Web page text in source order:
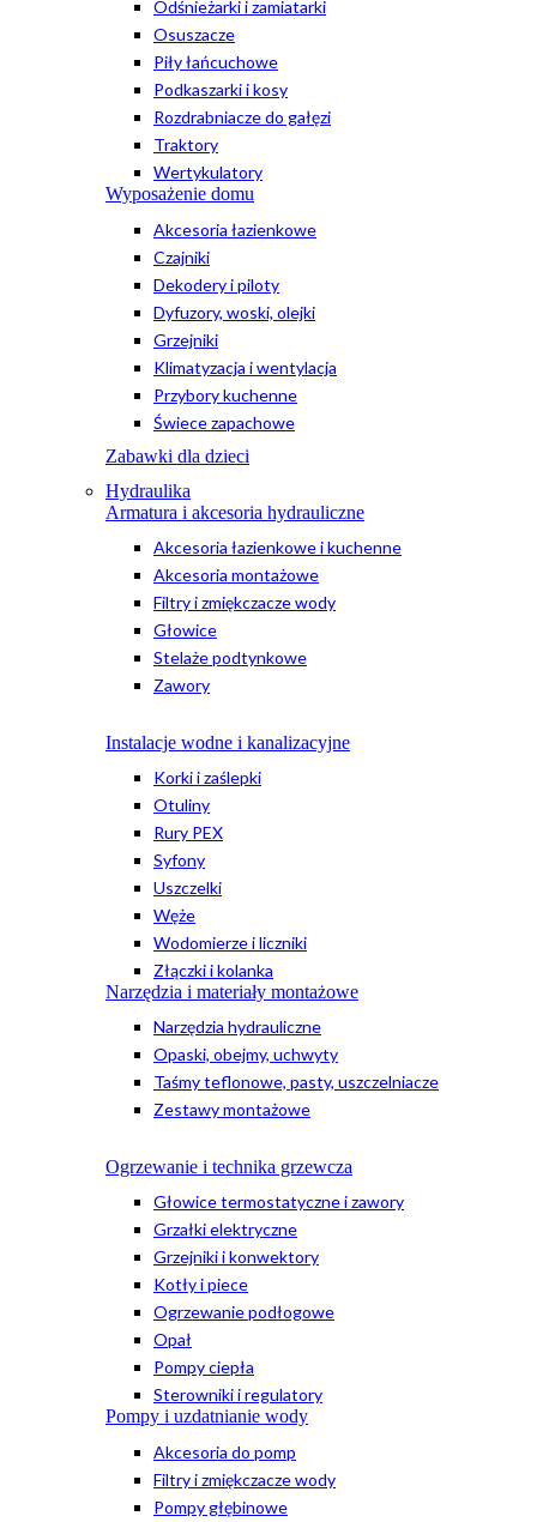
Odśnieżarki i zamiatarki
Osuszacze
Piły łańcuchowe
Podkaszarki i kosy
Rozdrabniacze do gałęzi
Traktory
Wertykulatory
Wyposażenie domu
Akcesoria łazienkowe
Czajniki
Dekodery i piloty
Dyfuzory, woski, olejki
Grzejniki
Klimatyzacja i wentylacja
Przybory kuchenne
Świece zapachowe
Zabawki dla dzieci
Hydraulika
Armatura i akcesoria hydrauliczne
Akcesoria łazienkowe i kuchenne
Akcesoria montażowe
Filtry i zmiękczacze wody
Głowice
Stelaże podtynkowe
Zawory
Instalacje wodne i kanalizacyjne
Korki i zaślepki
Otuliny
Rury PEX
Syfony
Uszczelki
Węże
Wodomierze i liczniki
Złączki i kolanka
Narzędzia i materiały montażowe
Narzędzia hydrauliczne
Opaski, obejmy, uchwyty
Taśmy teflonowe, pasty, uszczelniacze
Zestawy montażowe
Ogrzewanie i technika grzewcza
Głowice termostatyczne i zawory
Grzałki elektryczne
Grzejniki i konwektory
Kotły i piece
Ogrzewanie podłogowe
Opał
Pompy ciepła
Sterowniki i regulatory
Pompy i uzdatnianie wody
Akcesoria do pomp
Filtry i zmiękczacze wody
Pompy głębinowe